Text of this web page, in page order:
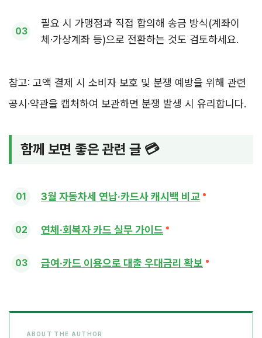
필요 시 가맹점과 직접 합의해 송금 방식(계좌이
체·가상계좌 등)으로 전환하는 것도 검토하세요.
참고: 고액 결제 시 소비자 보호 및 분쟁 예방을 위해 관련
공시·약관을 캡처하여 보관하면 분쟁 발생 시 유리합니다.
함께 보면 좋은 관련 글 💳
3월 자동차세 연납·카드사 캐시백 비교
연체·회복자 카드 실무 가이드
급여·카드 이용으로 대출 우대금리 확보
ABOUT THE AUTHOR